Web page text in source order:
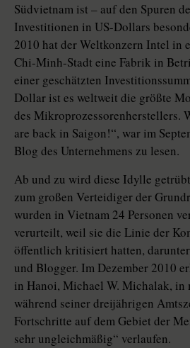
Südvietnam ist – auf den Spuren
Investitionen in US-Dollars
2010 hat der Weltkonzern Intel in
Chi-Minh-Stadt eine Fabrik in
einer geschätzten
Dollar ist es weltweit die größte
des Mikroprozessorenherstellers.
are back in Saigon!“, war im
Blog des Unternehmens zu lesen.
Ab und zu wird diese Idylle
zum großen Verteidiger der
wurden in Vietnam 24 Personen
verurteilt, weil sie die Linie der
öffentlich kritisiert hatten,
und Blogger. Im Dezember 2010
in Hanoi, Michael W. Michalak, in
während seiner dreijährigen
Fortschritte auf dem Gebiet der
sehr ungleichmäßig“ verlaufen.